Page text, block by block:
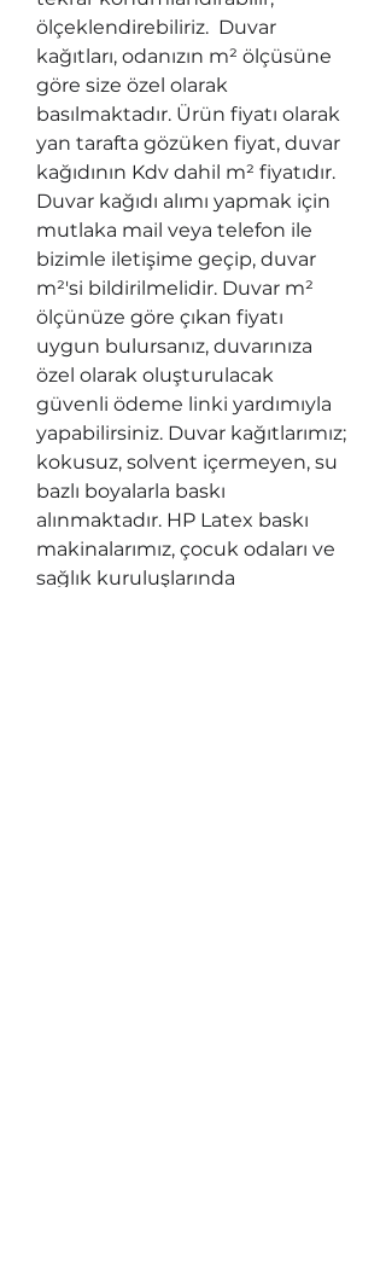
ölçeklendirebiliriz.  Duvar
kağıtları, odanızın m² ölçüsüne
göre size özel olarak
basılmaktadır. Ürün fiyatı olarak
yan tarafta gözüken fiyat, duvar
kağıdının Kdv dahil m² fiyatıdır.
Duvar kağıdı alımı yapmak için
mutlaka mail veya telefon ile
bizimle iletişime geçip, duvar
m²'si bildirilmelidir. Duvar m²
ölçünüze göre çıkan fiyatı
uygun bulursanız, duvarınıza
özel olarak oluşturulacak
güvenli ödeme linki yardımıyla
yapabilirsiniz. Duvar kağıtlarımız;
kokusuz, solvent içermeyen, su
bazlı boyalarla baskı
alınmaktadır. HP Latex baskı
makinalarımız, çocuk odaları ve
sağlık kuruluşlarında